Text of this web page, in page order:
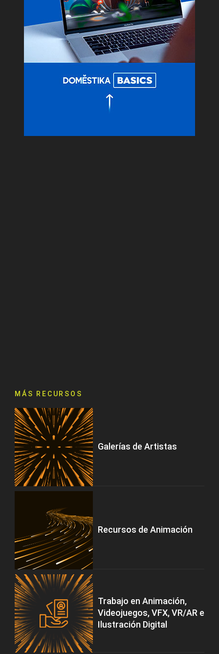
MÁS RECURSOS
Galerías de Artistas
Recursos de Animación
Trabajo en Animación,
Videojuegos, VFX, VR/AR e
Ilustración Digital